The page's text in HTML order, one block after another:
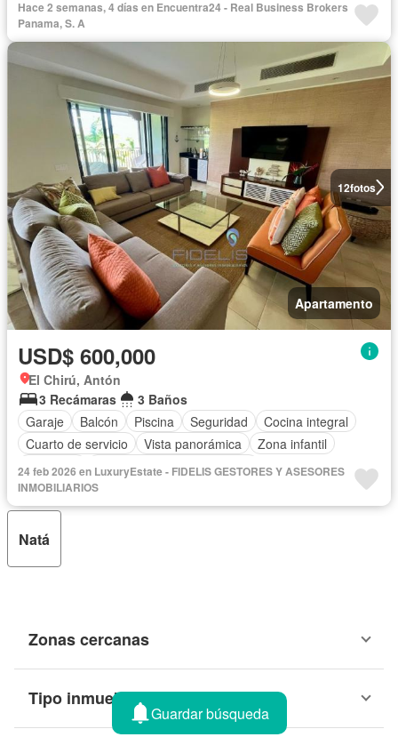
Hace 2 semanas, 4 días en Encuentra24 - Real Business Brokers
Panama, S. A
12fotos
Apartamento
USD$ 600,000
El Chirú, Antón
3 Recámaras
3 Baños
Garaje
Balcón Piscina Seguridad
Cocina integral
Cuarto de servicio
Vista panorámica
Zona infantil
Gimnasio
Completamente amueblado
24 feb 2026 en LuxuryEstate - FIDELIS GESTORES Y ASESORES
INMOBILIARIOS
Natá
Zonas cercanas
Tipo inmueble
Guardar búsqueda